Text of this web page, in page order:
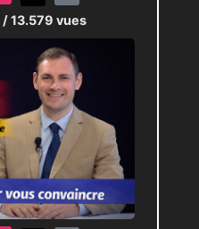
/ 13.579 vues